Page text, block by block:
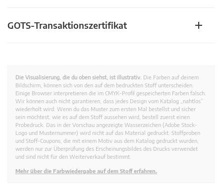
GOTS-Transaktionszertifikat
Die Visualisierung, die du oben siehst, ist illustrativ. Die Farben auf deinem
Bildschirm, können sich von den auf dem bedruckten Stoff unterscheiden.
Einige Browser interpretieren die im CMYK-Profil gespeicherten Farben falsch.
Wir können auch nicht garantieren, dass jedes Design vom Katalog „nahtlos”
wiederholt wird. Wenn du das Muster zum ersten Mal bestellst und sicher
sein möchtest, wie es auf dem Stoff aussehen wird, bestell zuerst einen
Probedruck. Das in der Vorschau angezeigte Wasserzeichen (Adobe Stock-
Logo und Musternummer) wird nicht auf das Material gedruckt. Stoffproben
und Stoff-Coupons, die mit einem Motiv aus dem Katalog gedruckt wurden,
werden nur zur Überprüfung des Erscheinungsbildes des Drucks verwendet
und sind nicht für den Weiterverkauf bestimmt.
Mehr über die Farbwiedergabe auf dem Stoff erfahren.